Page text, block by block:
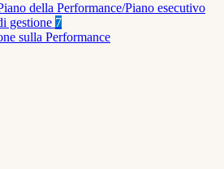
della Performance/Piano esecutivo
gestione 7
sulla Performance